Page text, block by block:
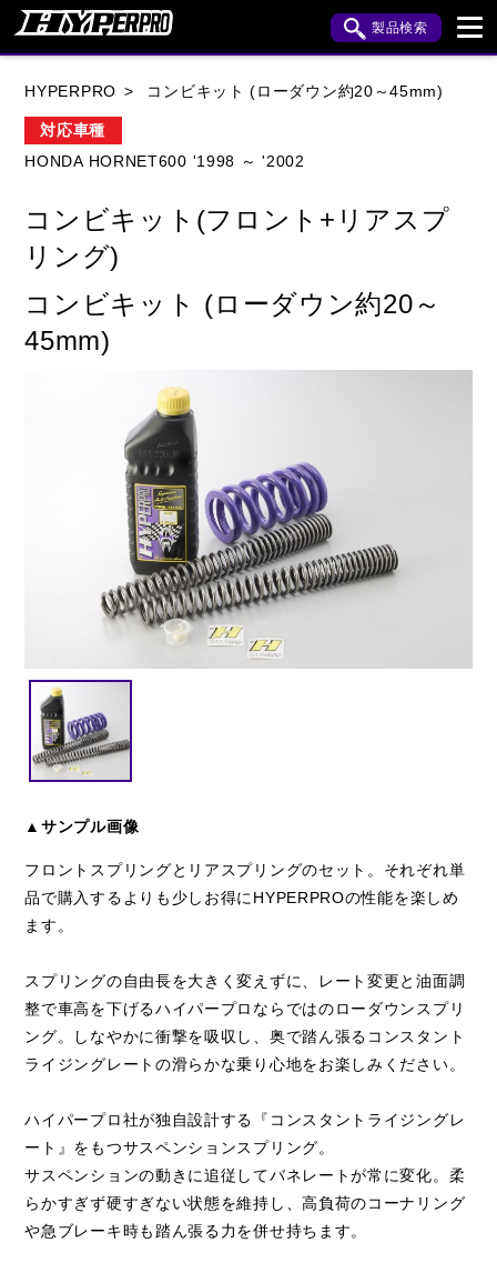
製品検索
KAWASAKI
BUELL CAGIVA DUCATI
HARLEY DAVIDSON
KTM
MV AGUSTA ROYAL ENFIELD
TRIUMPH
閉じる
HYPERPRO コンビキット (ローダウン約20～45mm)
対応車種
HONDA HORNET600 '1998 ～ '2002
コンビキット(フロント+リアスプ
リング)
コンビキット (ローダウン約20～
45mm)
▲サンプル画像
フロントスプリングとリアスプリングのセット。それぞれ単
品で購入するよりも少しお得にHYPERPROの性能を楽しめ
ます。
スプリングの自由長を大きく変えずに、レート変更と油面調
整で車高を下げるハイパープロならではのローダウンスプリ
ング。しなやかに衝撃を吸収し、奥で踏ん張るコンスタント
ライジングレートの滑らかな乗り心地をお楽しみください。
ハイパープロ社が独自設計する『コンスタントライジングレ
ート』をもつサスペンションスプリング。
サスペンションの動きに追従してバネレートが常に変化。柔
らかすぎず硬すぎない状態を維持し、高負荷のコーナリング
や急ブレーキ時も踏ん張る力を併せ持ちます。